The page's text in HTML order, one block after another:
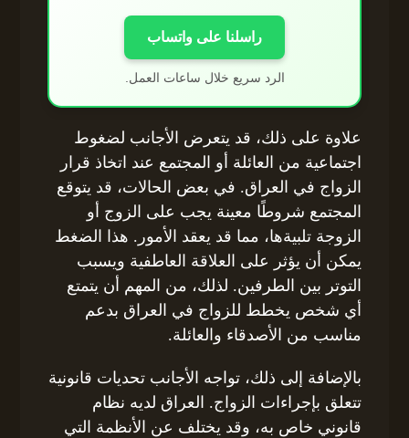
راسلنا على واتساب
الرد سريع خلال ساعات العمل.
علاوة على ذلك، قد يتعرض الأجانب لضغوط
اجتماعية من العائلة أو المجتمع عند اتخاذ قرار
الزواج في العراق. في بعض الحالات، قد يتوقع
المجتمع شروطًا معينة يجب على الزوج أو
الزوجة تلبيةها، مما قد يعقد الأمور. هذا الضغط
يمكن أن يؤثر على العلاقة العاطفية ويسبب
التوتر بين الطرفين. لذلك، من المهم أن يتمتع
أي شخص يخطط للزواج في العراق بدعم
مناسب من الأصدقاء والعائلة.
بالإضافة إلى ذلك، تواجه الأجانب تحديات قانونية
تتعلق بإجراءات الزواج. العراق لديه نظام
قانوني خاص به، وقد يختلف عن الأنظمة التي